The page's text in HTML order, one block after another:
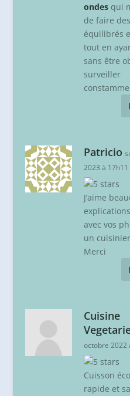
ondesqui
de faire
équilibrés
tout en
sans être
surveiller
Patricio
2023 à 17h11
J’aime
avec vos
un
Merci
Cuisine
octobre 2022
Cuisson
rapide et